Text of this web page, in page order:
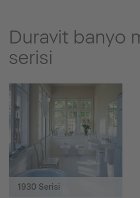
Duravit banyo
serisi
1930 Serisi